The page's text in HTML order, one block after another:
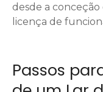
desde a
licença de
Passos